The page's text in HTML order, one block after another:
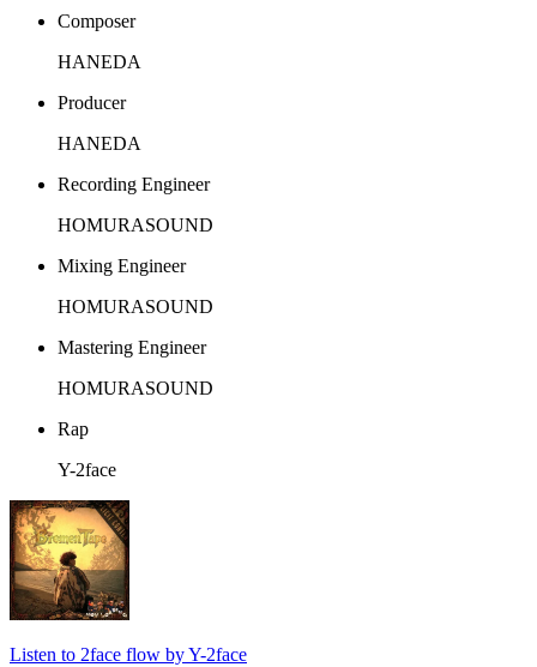
Composer
HANEDA
Producer
HANEDA
Recording Engineer
HOMURASOUND
Mixing Engineer
HOMURASOUND
Mastering Engineer
HOMURASOUND
Rap
Y-2face
Listen to 2face flow by Y-2face